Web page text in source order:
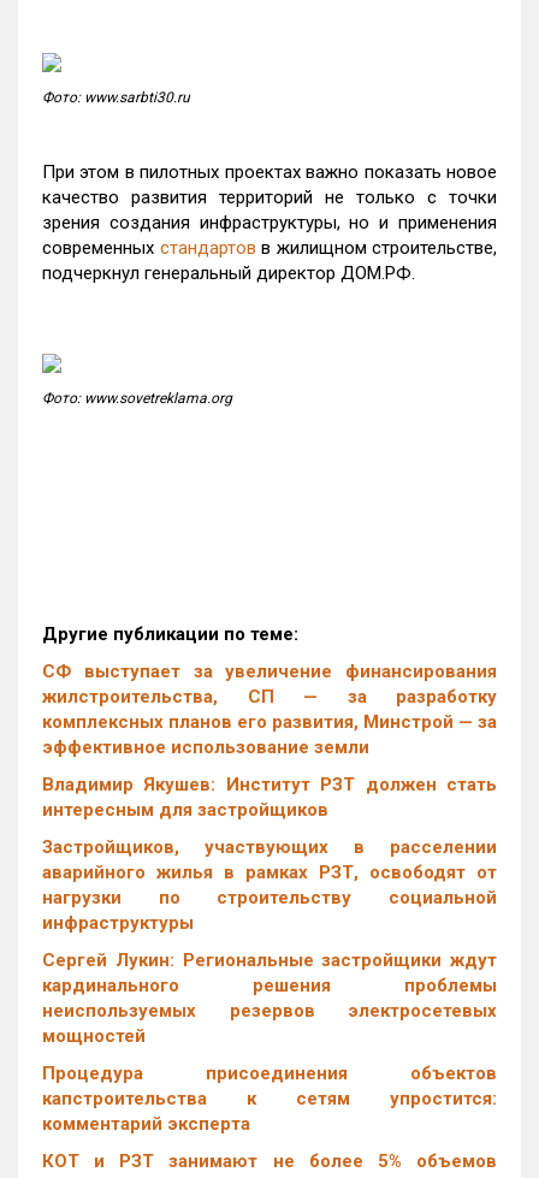
Фото: www.sarbti30.ru
При этом в пилотных проектах важно показать новое
качество развития территорий не только с точки
зрения создания инфраструктуры, но и применения
современных стандартов в жилищном строительстве,
подчеркнул генеральный директор ДОМ.РФ.
Фото: www.sovetreklama.org
Другие публикации по теме:
СФ выступает за увеличение финансирования
жилстроительства, СП — за разработку
комплексных планов его развития, Минстрой — за
эффективное использование земли
Владимир Якушев: Институт РЗТ должен стать
интересным для застройщиков
Застройщиков, участвующих в расселении
аварийного жилья в рамках РЗТ, освободят от
нагрузки по строительству социальной
инфраструктуры
Сергей Лукин: Региональные застройщики ждут
кардинального решения проблемы
неиспользуемых резервов электросетевых
мощностей
Процедура присоединения объектов
капстроительства к сетям упростится:
комментарий эксперта
КОТ и РЗТ занимают не более 5% объемов